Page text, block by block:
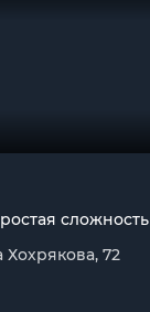
сложность
Хохрякова, 72